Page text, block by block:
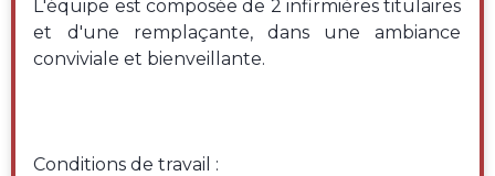
L'équipe est composée de 2 infirmières titulaires
et d'une remplaçante, dans une ambiance
conviviale et bienveillante.
Conditions de travail :